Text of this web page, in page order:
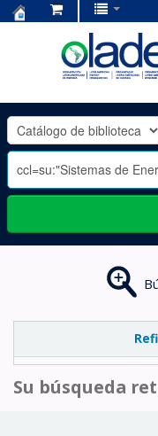
OLADE
-
Su búsqueda